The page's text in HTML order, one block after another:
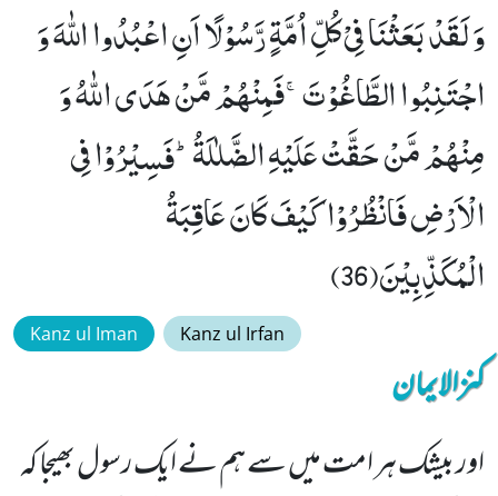
وَ لَقَدْ بَعَثْنَا فِیْ كُلِّ اُمَّةٍ رَّسُوْلًا اَنِ اعْبُدُوا اللّٰهَ وَ
اجْتَنِبُوا الطَّاغُوْتَۚ-فَمِنْهُمْ مَّنْ هَدَى اللّٰهُ وَ
مِنْهُمْ مَّنْ حَقَّتْ عَلَیْهِ الضَّلٰلَةُؕ-فَسِیْرُوْا فِی
الْاَرْضِ فَانْظُرُوْا كَیْفَ كَانَ عَاقِبَةُ
الْمُكَذِّبِیْنَ(36)
Kanz ul Iman Kanz ul Irfan
کنزالایمان
اور بیشک ہر امت میں سے ہم نے ایک رسول بھیجا کہ